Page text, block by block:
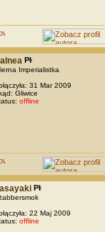
Imperialistka
31 Mar 2009
Gliwice
offline
22 Maj 2009
offline